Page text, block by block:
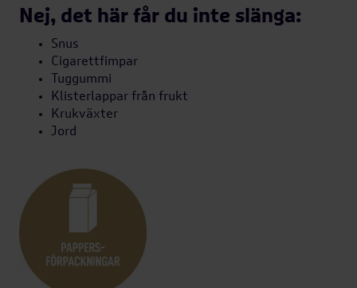
Lätt att bo i
Nej, det här får du inte slänga:
Snus
Cigarettfimpar
Tuggummi
Klisterlappar från frukt
Krukväxter
Jord